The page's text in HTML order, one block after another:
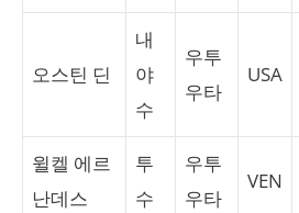
오스틴 딘
내
야
수
우투
우타
USA
윌켈 에르
난데스
투
수
우투
우타
VEN